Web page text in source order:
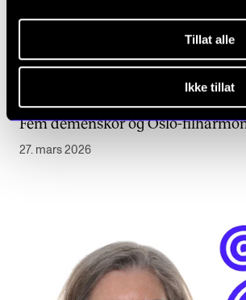
Tillat alle
Ikke tillat
Fem demenskor og Oslo-
27. mars 2026